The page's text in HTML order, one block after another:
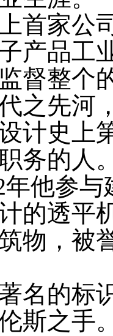
首家公
产品工
督整个
之先河
计史上
务的人
年他参
的透平
物，被
名的标
斯之手